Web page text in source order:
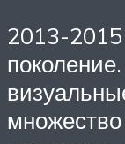
2013-2015